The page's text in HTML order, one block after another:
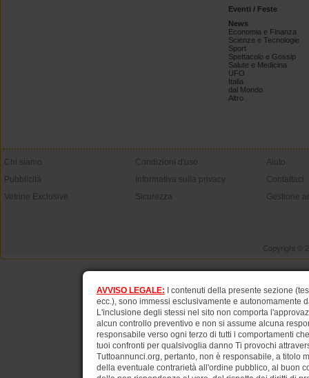
Eventi / Feste
News
Economia e Finanza
Scienze e Tecnologie
Sport
Spettacolo e Gossip
Salute e Medicina
UFO
Italia
dal Mondo
Altro
Chi siamo
Pubblicità
Vetrine Exclusive
Condizioni d'uso
Informativa sulla privacy
Sicurezza
Aiuto
Contattaci
Gestione
Copyright ©
AVVISO LEGALE: I contenuti della presente sezione
ecc.), sono immessi esclusivamente e autonomamente
L'inclusione degli stessi nel sito non comporta
alcun controllo preventivo e non si assume alcuna
responsabile verso ogni terzo di tutti i comportamenti
tuoi confronti per qualsivoglia danno Ti provochi
Tuttoannunci.org, pertanto, non è responsabile, a titolo
della eventuale contrarietà all'ordine pubblico, al buon